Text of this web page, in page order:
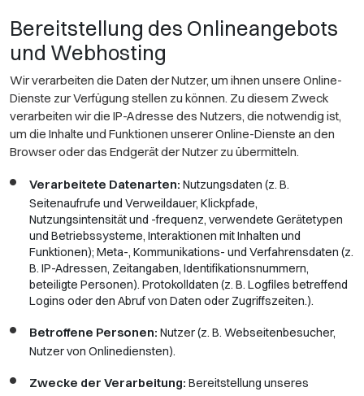
Bereitstellung des Onlineangebots
und Webhosting
Wir verarbeiten die Daten der Nutzer, um ihnen unsere Online-
Dienste zur Verfügung stellen zu können. Zu diesem Zweck
verarbeiten wir die IP-Adresse des Nutzers, die notwendig ist,
um die Inhalte und Funktionen unserer Online-Dienste an den
Browser oder das Endgerät der Nutzer zu übermitteln.
Verarbeitete Datenarten: Nutzungsdaten (z. B.
Seitenaufrufe und Verweildauer, Klickpfade,
Nutzungsintensität und -frequenz, verwendete Gerätetypen
und Betriebssysteme, Interaktionen mit Inhalten und
Funktionen); Meta-, Kommunikations- und Verfahrensdaten (z.
B. IP-Adressen, Zeitangaben, Identifikationsnummern,
beteiligte Personen). Protokolldaten (z. B. Logfiles betreffend
Logins oder den Abruf von Daten oder Zugriffszeiten.).
Betroffene Personen: Nutzer (z. B. Webseitenbesucher,
Nutzer von Onlinediensten).
Zwecke der Verarbeitung: Bereitstellung unseres